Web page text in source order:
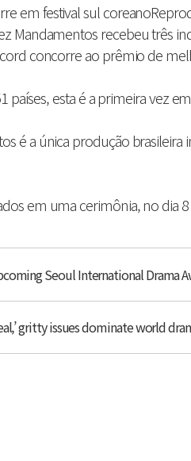
em festival sul coreano
Mandamentos recebeu três
concorre ao prêmio de
países, esta é a primeira vez
é a única produção
em uma cerimônia, no dia
Seoul International
gritty issues dominate world